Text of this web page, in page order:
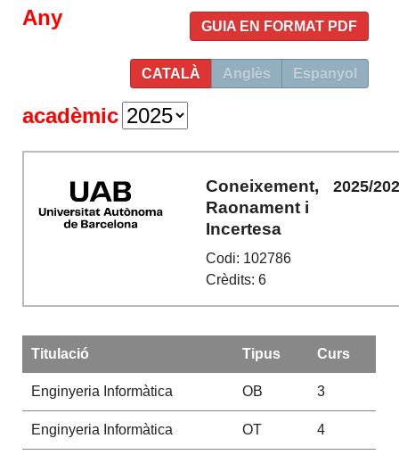
GUIA EN FORMAT PDF
CATALÀ Anglès Espanyol
Any
acadèmic
Coneixement,
Raonament i
Incertesa
Codi: 102786
Crèdits: 6
2025/
Titulació Tipus Curs
Enginyeria Informàtica OB 3
Enginyeria Informàtica OT 4